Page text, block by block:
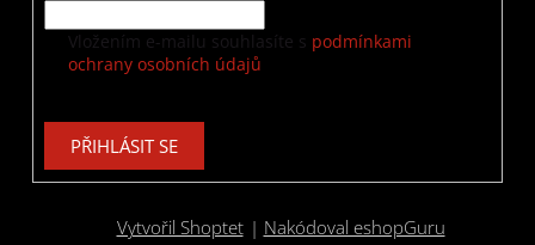
Vložením e-mailu souhlasíte s podmínkami
ochrany osobních údajů
PŘIHLÁSIT SE
Vytvořil Shoptet | Nakódoval eshopGuru